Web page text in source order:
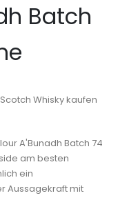
Batch
Whisky kaufen
A'Bunadh Batch 74
am besten
ein
Aussagekraft mit